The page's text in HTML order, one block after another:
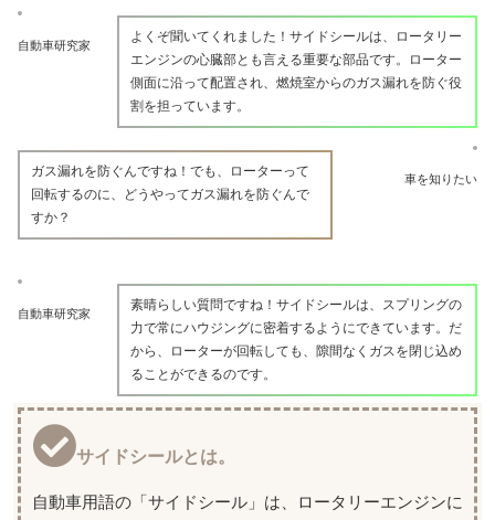
自動車研究家
よくぞ聞いてくれました！サイドシールは、ロータリー
エンジンの心臓部とも言える重要な部品です。ローター
側面に沿って配置され、燃焼室からのガス漏れを防ぐ役
割を担っています。
車を知りたい
ガス漏れを防ぐんですね！でも、ローターって
回転するのに、どうやってガス漏れを防ぐんで
すか？
自動車研究家
素晴らしい質問ですね！サイドシールは、スプリングの
力で常にハウジングに密着するようにできています。だ
から、ローターが回転しても、隙間なくガスを閉じ込め
ることができるのです。
サイドシールとは。
自動車用語の「サイドシール」は、ロータリーエンジンに